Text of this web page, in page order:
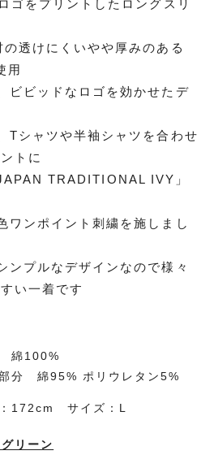
ゴをプリントしたロングスリ
透けにくいやや厚みのある
用
ビビッドなロゴを効かせたデ
Tシャツや半袖シャツを合わせ
トに
TRADITIONAL IVY」
ワンポイント刺繍を施しまし
ンプルなデザインなので様々
い一着です
綿100%
分 綿95% ポリウレタン5%
172cm サイズ：L
リーン